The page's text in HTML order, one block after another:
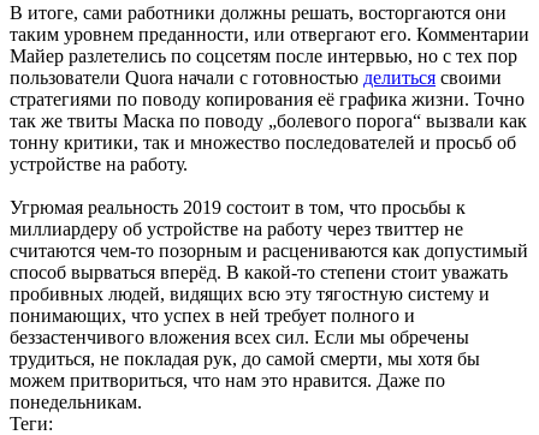
В итоге, сами работники должны решать, восторгаются они
таким уровнем преданности, или отвергают его. Комментарии
Майер разлетелись по соцсетям после интервью, но с тех пор
пользователи Quora начали с готовностью делиться своими
стратегиями по поводу копирования её графика жизни. Точно
так же твиты Маска по поводу „болевого порога“ вызвали как
тонну критики, так и множество последователей и просьб об
устройстве на работу.
Угрюмая реальность 2019 состоит в том, что просьбы к
миллиардеру об устройстве на работу через твиттер не
считаются чем-то позорным и расцениваются как допустимый
способ вырваться вперёд. В какой-то степени стоит уважать
пробивных людей, видящих всю эту тягостную систему и
понимающих, что успех в ней требует полного и
беззастенчивого вложения всех сил. Если мы обречены
трудиться, не покладая рук, до самой смерти, мы хотя бы
можем притвориться, что нам это нравится. Даже по
понедельникам.
Теги: